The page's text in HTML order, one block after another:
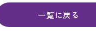
一覧に戻る